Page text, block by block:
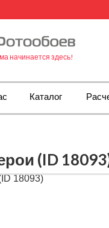
начинается здесь!
Каталог
(ID